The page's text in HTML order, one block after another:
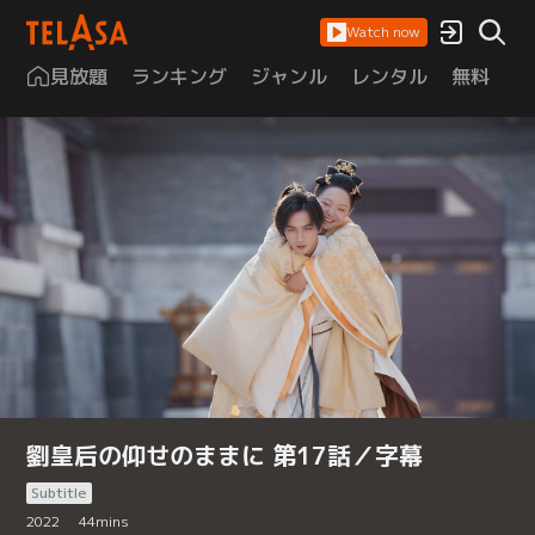
Watch now
見放題 ランキング ジャンル レンタル 無料
劉皇后の仰せのままに 第17話／字幕
Subtitle
2022
44mins